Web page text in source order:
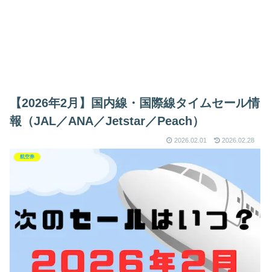
【2026年2月】国内線・国際線タイムセール情
報（JAL／ANA／Jetstar／Peach）
2026.02.01 2026.02.28
航空券